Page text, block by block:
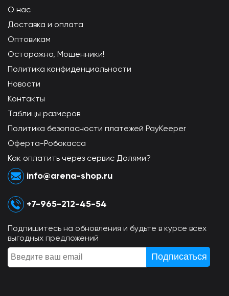
О нас
Доставка и оплата
Оптовикам
Осторожно, Мошенники!
Политика конфиденциальности
Новости
Контакты
Таблицы размеров
Политика безопасности платежей PayKeeper
Оферта-Робокасса
Как оплатить через сервис Долями?
info@arena-shop.ru
+7-965-212-45-54
Подпишитесь на обновления и будьте в курсе всех
выгодных предложений